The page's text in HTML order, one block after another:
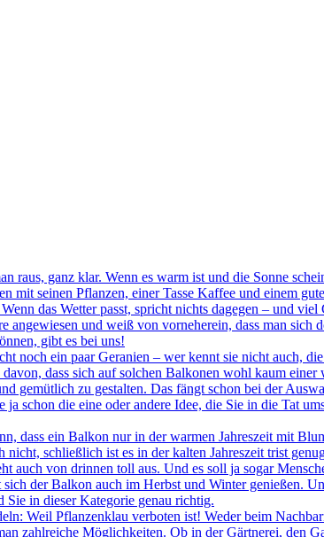
raus, ganz klar. Wenn es warm ist und die Sonne
seinen Pflanzen, einer Tasse Kaffee und einem
das Wetter passt, spricht nichts dagegen – und
angewiesen und weiß von vorneherein, dass man
gibt es bei uns!
noch ein paar Geranien – wer kennt sie nicht auch,
dass sich auf solchen Balkonen wohl kaum
gemütlich zu gestalten. Das fängt schon bei der
schon die eine oder andere Idee, die Sie in die Tat
dass ein Balkon nur in der warmen Jahreszeit mit
schließlich ist es in der kalten Jahreszeit trist
auch von drinnen toll aus. Und es soll ja sogar
der Balkon auch im Herbst und Winter genießen.
in dieser Kategorie genau richtig.
Weil Pflanzenklau verboten ist! Weder beim
zahlreiche Möglichkeiten. Ob in der Gärtnerei, den